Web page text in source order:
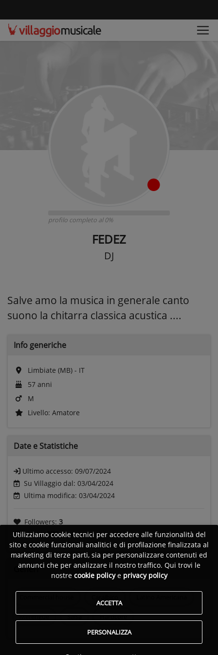
profilo completo al 0%
FEDEZ
DJ
Salve amo la musica in generale canto
suono la chitarra classica acustica ....
Info generiche
Limbiate (MB) - IT
57 anni
M
Livello: Amatore
Date e Statistiche
Ultimo accesso: 09/07/2024
Su Villaggio dal: 03/04/2024
Ultima modifica: 03/04/2024
Followers: 3
Visite:372
Generi
Merengue Salsa Hardcore
Utilizziamo cookie tecnici per accedere alle funzionalità del
sito e cookie funzionali analitici e di profilazione finalizzata al
marketing di terze parti, sia per personalizzare contenuti ed
annunci che per analizzare il nostro traffico. Qui trovi le
nostre cookie policye privacy policy
ACCETTA
PERSONALIZZA